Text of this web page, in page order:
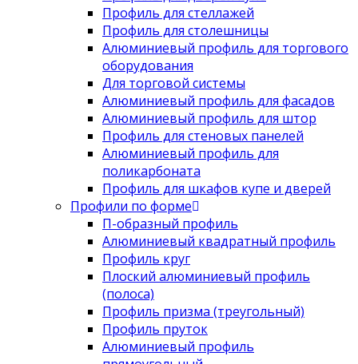
Профиль для стеллажей
Профиль для столешницы
Алюминиевый профиль для торгового
оборудования
Для торговой системы
Алюминиевый профиль для фасадов
Алюминиевый профиль для штор
Профиль для стеновых панелей
Алюминиевый профиль для
поликарбоната
Профиль для шкафов купе и дверей
Профили по форме
П-образный профиль
Алюминиевый квадратный профиль
Профиль круг
Плоский алюминиевый профиль
(полоса)
Профиль призма (треугольный)
Профиль пруток
Алюминиевый профиль